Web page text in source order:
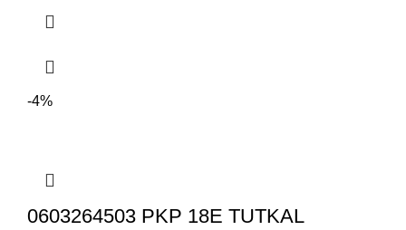
-4%
0603264503 PKP 18E TUTKAL